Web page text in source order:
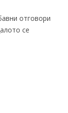
отговори
се